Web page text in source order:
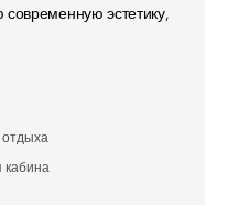
эстетику,
отдыха
кабина